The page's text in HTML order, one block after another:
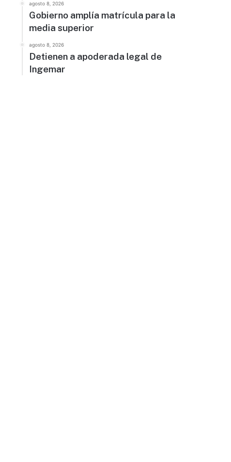
agosto 8, 2026
Gobierno amplía matrícula para la
media superior
agosto 8, 2026
Detienen a apoderada legal de
Ingemar